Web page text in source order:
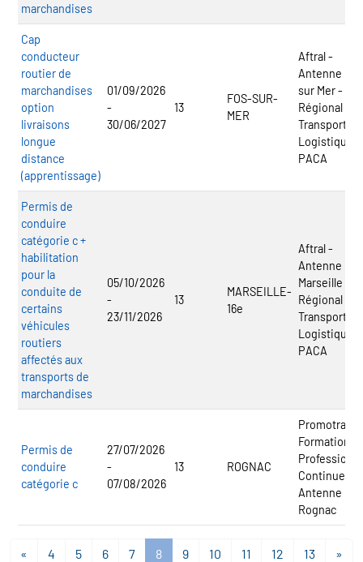
marchandises
Cap
conducteur
routier de
marchandises
option
livraisons
longue
distance
(apprentissage)
01/09/2026
-
30/06/2027
13
FOS-SUR-
MER
Aftral -
Antenne Fos
sur Mer -
Régional
Transport
Logistique
PACA
Permis de
conduire
catégorie c +
habilitation
pour la
conduite de
certains
véhicules
routiers
affectés aux
transports de
marchandises
05/10/2026
-
23/11/2026
13
MARSEILLE-
16e
Aftral -
Antenne
Marseille -
Régional
Transport
Logistique
PACA
Permis de
conduire
catégorie c
27/07/2026
-
07/08/2026
13 ROGNAC
Promotrans
Formation
Continue -
Antenne
Rognac
« 4 5 6 7 8 9 10 11 12 13 »